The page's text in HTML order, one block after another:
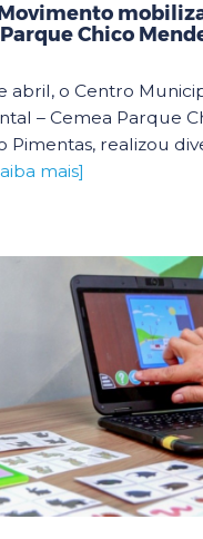
Chico
abril, o Centro
– Cemea Parque
Pimentas, realizou
mais]